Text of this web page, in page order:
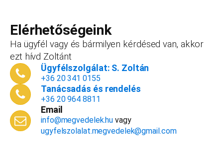
vállalkozást, ezt az összeget le tudjuk vonni a
dokumentációk, engedélyek árából így végül
is, ha nyitsz valamit, a konzultáció díjmentes.
Telefonszám
Email cím*
Elérhetőségeink
Ha ügyfél vagy és bármilyen kérdésed van, akkor
ezt hívd Zoltánt
Ügyfélszolgálat: S. Zoltán
+36 20 341 0155
Tanácsadás és rendelés
+36 20 964 8811
Email
info@megvedelek.hu vagy
ugyfelszolalat.megvedelek@gmail.com